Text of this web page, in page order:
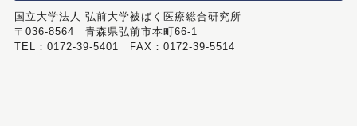
国立大学法人 弘前大学被ばく医療総合研究所
〒036-8564 青森県弘前市本町66-1
TEL：0172-39-5401 FAX：0172-39-5514